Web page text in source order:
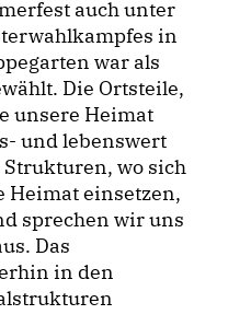
auch unter
in
war als
Die Ortsteile,
unsere Heimat
und lebenswert
wo sich
Heimat einsetzen,
sprechen wir uns
Das
in den